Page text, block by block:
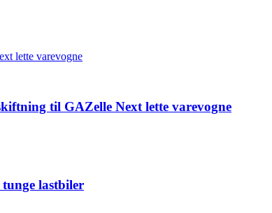
til GAZelle Next lette varevogne
lastbiler